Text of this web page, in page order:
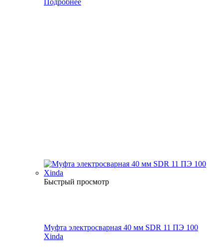
Подробнее
Быстрый просмотр
Муфта электросварная 40 мм SDR 11 ПЭ 100
Xinda